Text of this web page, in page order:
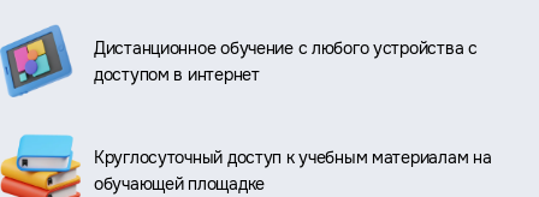
Дистанционное обучение с любого устройства с
доступом в интернет
Круглосуточный доступ к учебным материалам на
обучающей площадке